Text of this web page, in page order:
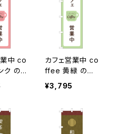
業中 co
ク の
カフェ営業中 co
ffee 黄緑 のぼ
り旗
¥3,795